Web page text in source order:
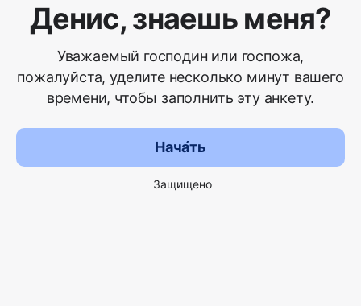
Денис, знаешь меня?
Уважаемый господин или госпожа,
пожалуйста, уделите несколько минут вашего
времени, чтобы заполнить эту анкету.
Нача́ть
Защищено